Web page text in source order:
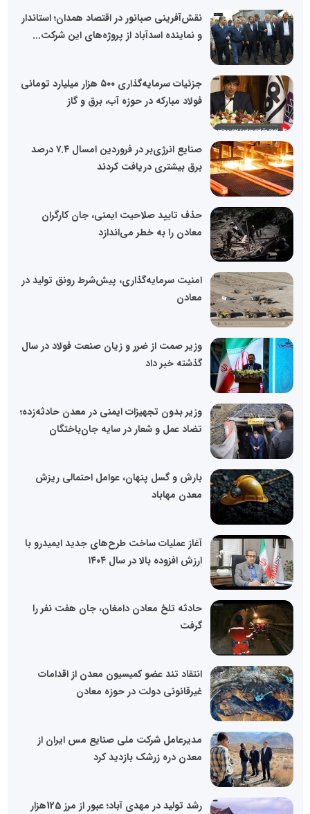
نقش‌آفرینی صبانور در اقتصاد همدان؛ استاندار
و نماینده اسدآباد از پروژه‌های این شرکت...
جزئیات سرمایه‌گذاری ۵۰۰ هزار میلیارد تومانی
فولاد مبارکه در حوزه آب، برق و گاز
صنایع انرژی‌بر در فروردین امسال ۷.۴ درصد
برق بیشتری دریافت کردند
حذف تایید صلاحیت ایمنی، جان کارگران
معادن را به خطر می‌اندازد
امنیت سرمایه‌گذاری، پیش‌شرط رونق تولید در
معادن
وزیر صمت از ضرر و زیان صنعت فولاد در سال
گذشته خبر داد
وزیر بدون تجهیزات ایمنی در معدن حادثه‌زده؛
تضاد عمل و شعار در سایه جان‌باختگان
بارش و گسل پنهان، عوامل احتمالی ریزش
معدن مهاباد
آغاز عملیات ساخت طرح‌های جدید ایمیدرو با
ارزش افزوده بالا در سال ۱۴۰۴
حادثه تلخ معادن دامغان، جان هفت نفر را
گرفت
انتقاد تند عضو کمیسیون معدن از اقدامات
غیرقانونی دولت در حوزه معادن
مدیرعامل شرکت ملی صنایع مس ایران از
معدن دره زرشک بازدید کرد
رشد تولید در مهدی آباد؛ عبور از مرز 125هزار